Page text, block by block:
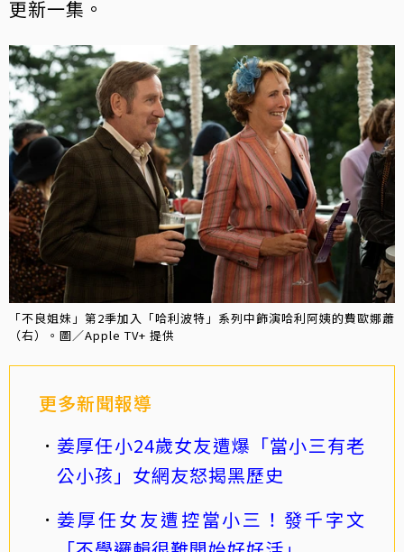
更新一集。
「不良姐妹」第2季加入「哈利波特」系列中飾演哈利阿姨的費歐娜蕭
（右）。圖／Apple TV+ 提供
更多新聞報導
姜厚任小24歲女友遭爆「當小三有老
公小孩」女網友怒揭黑歷史
姜厚任女友遭控當小三！發千字文